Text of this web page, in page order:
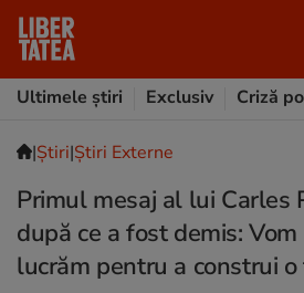
Ultimele știri
Exclusiv Criză
|Ştiri|Știri Externe
Primul mesaj al lui Carles
după ce a fost demis:
lucrăm pentru a construi